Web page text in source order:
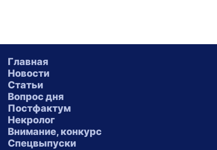
Главная
Новости
Статьи
Вопрос дня
Постфактум
Некролог
Внимание, конкурс
Спецвыпуски